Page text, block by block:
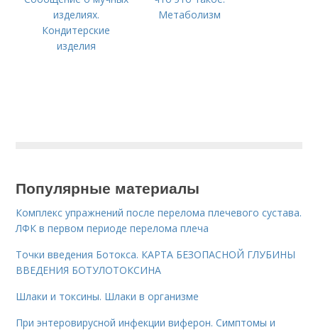
изделиях.
Кондитерские
изделия
Метаболизм
Популярные материалы
Комплекс упражнений после перелома плечевого сустава.
ЛФК в первом периоде перелома плеча
Точки введения Ботокса. КАРТА БЕЗОПАСНОЙ ГЛУБИНЫ
ВВЕДЕНИЯ БОТУЛОТОКСИНА
Шлаки и токсины. Шлаки в организме
При энтеровирусной инфекции виферон. Симптомы и